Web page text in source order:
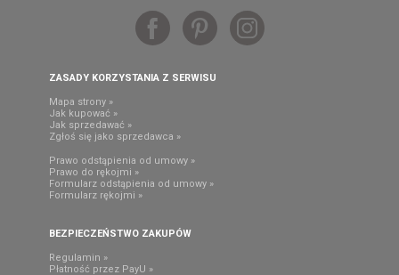
ZASADY KORZYSTANIA Z SERWISU
Mapa strony »
Jak kupować »
Jak sprzedawać »
Zgłoś się jako sprzedawca »
Prawo odstąpienia od umowy »
Prawo do rękojmi »
Formularz odstąpienia od umowy »
Formularz rękojmi »
BEZPIECZEŃSTWO ZAKUPÓW
Regulamin »
Płatność przez PayU »